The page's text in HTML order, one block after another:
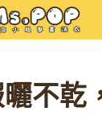
不乾